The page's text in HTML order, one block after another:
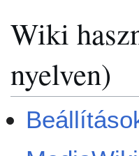
Wiki
nyelven)